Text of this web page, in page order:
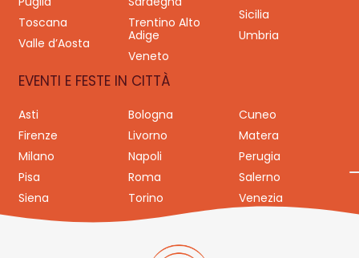
Sicilia
Toscana
Trentino Alto
Adige
Umbria
Valle d’Aosta
Veneto
EVENTI E FESTE IN CITTÀ
Asti Bologna
Cuneo
Firenze
Livorno
Matera
Milano
Napoli
Perugia
Pisa
Roma
Salerno
Siena
Torino Venezia